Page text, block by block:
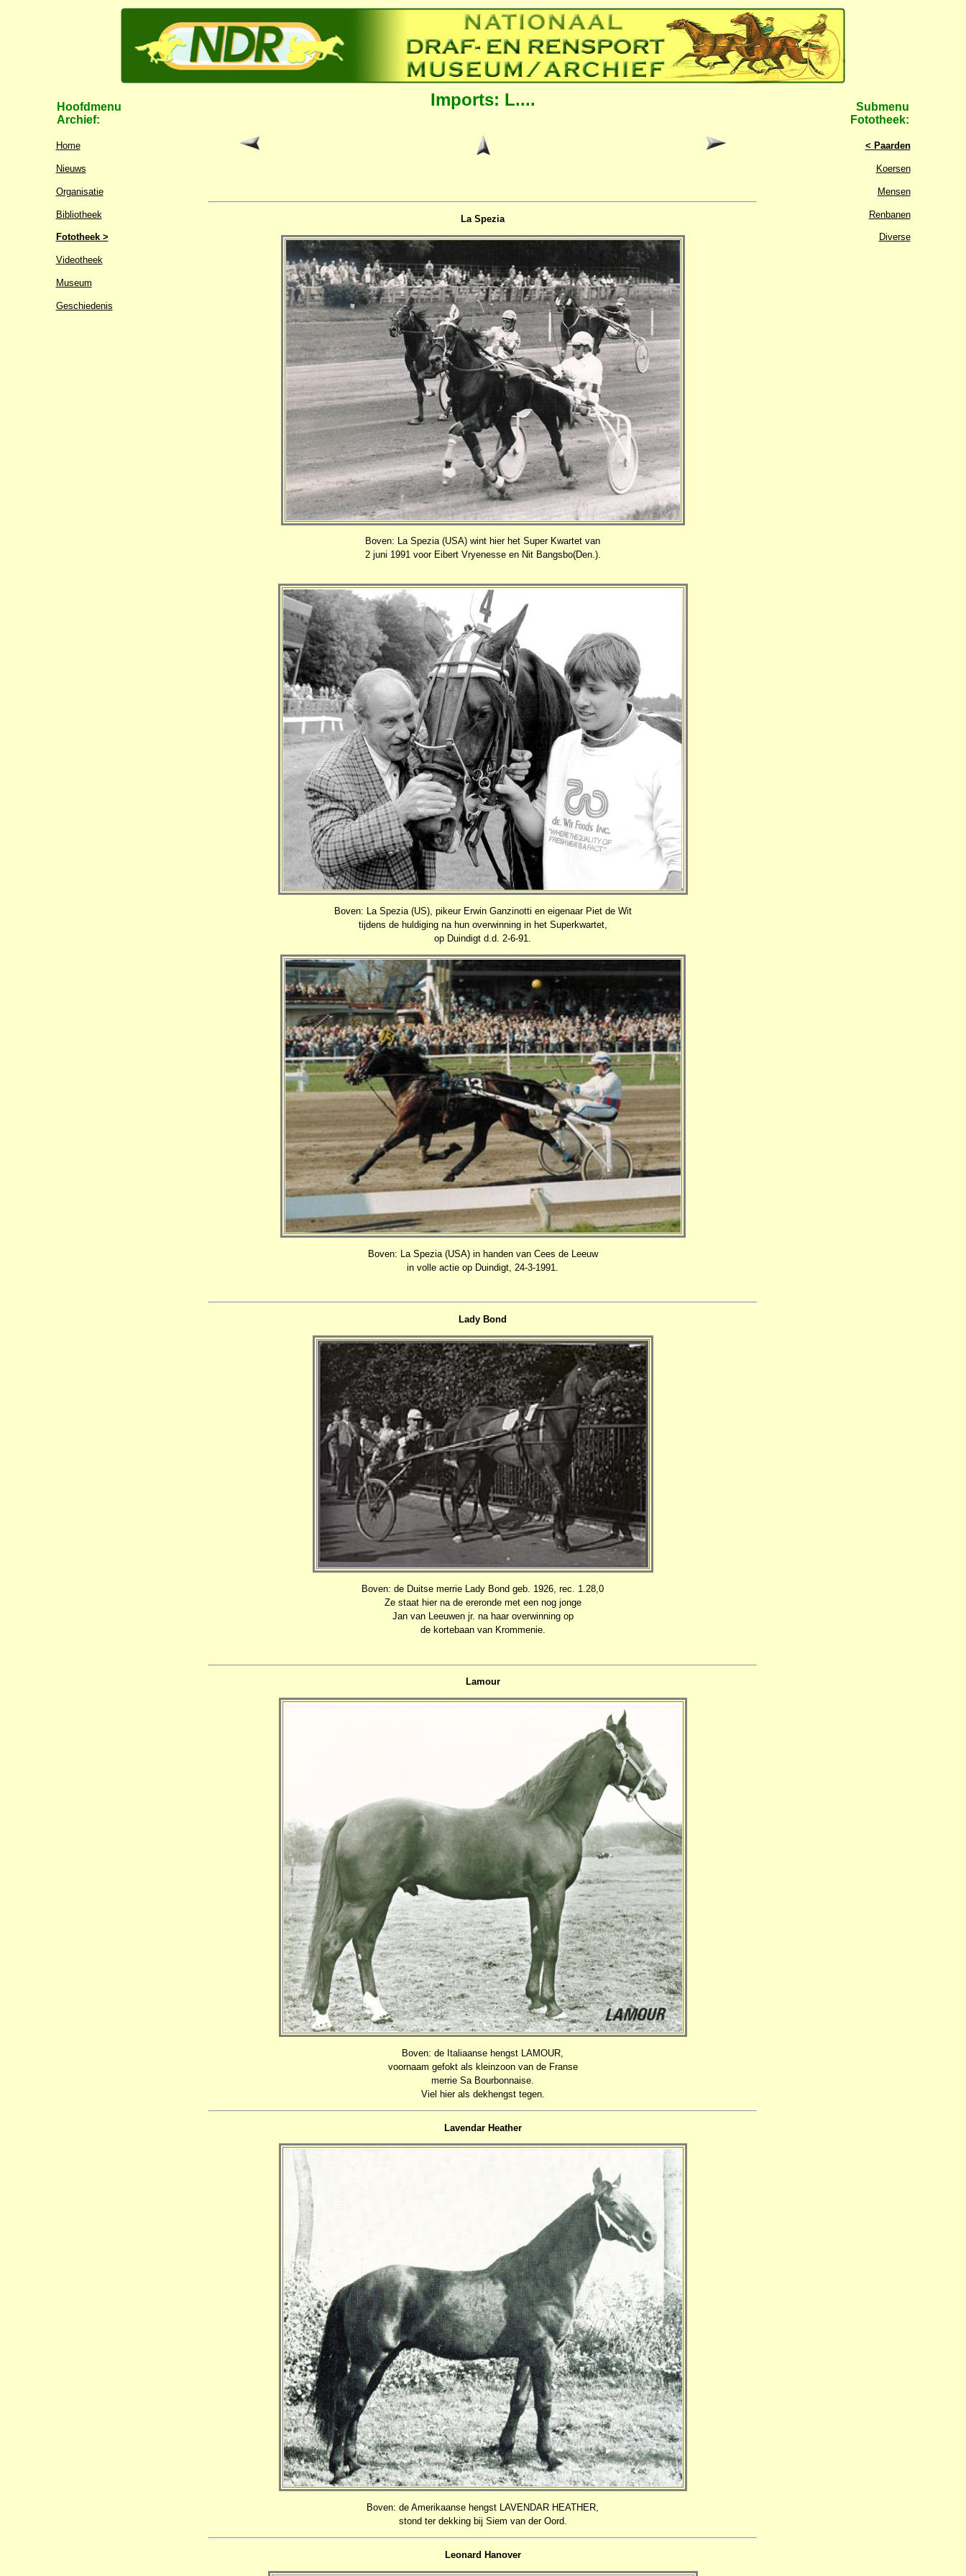
Hoofdmenu
Archief:
Home
Nieuws
Organisatie
Bibliotheek
Fototheek >
Videotheek
Museum
Geschiedenis
Imports: L....
La Spezia
Boven: La Spezia (USA) wint hier het Super Kwartet van
2 juni 1991 voor Eibert Vryenesse en Nit Bangsbo(Den.).
Boven: La Spezia (US), pikeur Erwin Ganzinotti en eigenaar Piet de Wit
tijdens de huldiging na hun overwinning in het Superkwartet,
op Duindigt d.d. 2-6-91.
Boven: La Spezia (USA) in handen van Cees de Leeuw
in volle actie op Duindigt, 24-3-1991.
Lady Bond
Boven: de Duitse merrie Lady Bond geb. 1926, rec. 1.28,0
Ze staat hier na de ereronde met een nog jonge
Jan van Leeuwen jr. na haar overwinning op
de kortebaan van Krommenie.
Lamour
Boven: de Italiaanse hengst LAMOUR,
voornaam gefokt als kleinzoon van de Franse
merrie Sa Bourbonnaise.
Viel hier als dekhengst tegen.
Lavendar Heather
Boven: de Amerikaanse hengst LAVENDAR HEATHER,
stond ter dekking bij Siem van der Oord.
Leonard Hanover
Submenu
Fototheek:
< Paarden
Koersen
Mensen
Renbanen
Diverse